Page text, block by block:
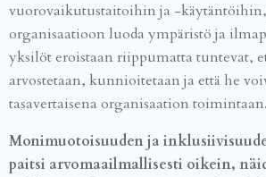
vuorovaikutustaitoihin ja -
organisaatioon luoda ympäristö ja
yksilöt eroistaan riippumatta tuntevat,
arvostetaan, kunnioitetaan ja että he
tasavertaisena organisaation toimintaan.
Monimuotoisuuden ja
paitsi arvomaailmallisesti oikein,